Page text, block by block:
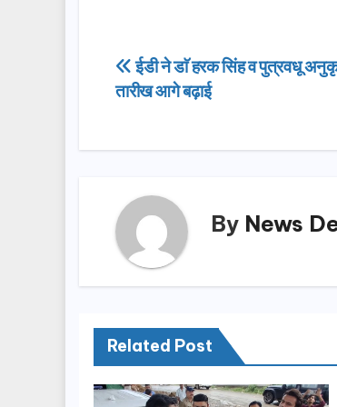
e
b
o
o
d
n
e
Post
navigation
ईडी ने डाॅ हरक सिंह व पुत्रवधू
तारीख आगे बढ़ाई
By News
Related Post